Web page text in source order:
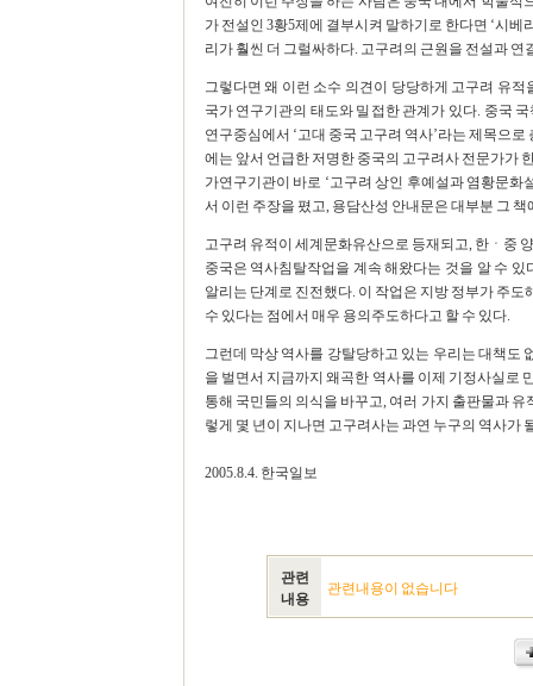
가 전설인 3황5제에 결부시켜 말하기로 한다면 ‘시
리가 훨씬 더 그럴싸하다. 고구려의 근원을 전설과
그렇다면 왜 이런 소수 의견이 당당하게 고구려 유
국가 연구기관의 태도와 밀접한 관계가 있다. 중국
연구중심에서 ‘고대 중국 고구려 역사’라는 제목으
에는 앞서 언급한 저명한 중국의 고구려사 전문가가
가연구기관이 바로 ‘고구려 상인 후예설과 염황문화
서 이런 주장을 폈고, 용담산성 안내문은 대부분 그 책
고구려 유적이 세계문화유산으로 등재되고, 한ㆍ중
중국은 역사침탈작업을 계속 해왔다는 것을 알 수
알리는 단계로 진전했다. 이 작업은 지방 정부가 주
수 있다는 점에서 매우 용의주도하다고 할 수 있다.
그런데 막상 역사를 강탈당하고 있는 우리는 대책도
을 벌면서 지금까지 왜곡한 역사를 이제 기정사실로
통해 국민들의 의식을 바꾸고, 여러 가지 출판물과
렇게 몇 년이 지나면 고구려사는 과연 누구의 역사가
2005.8.4. 한국일보
관련
내용
관련내용이 없습니다